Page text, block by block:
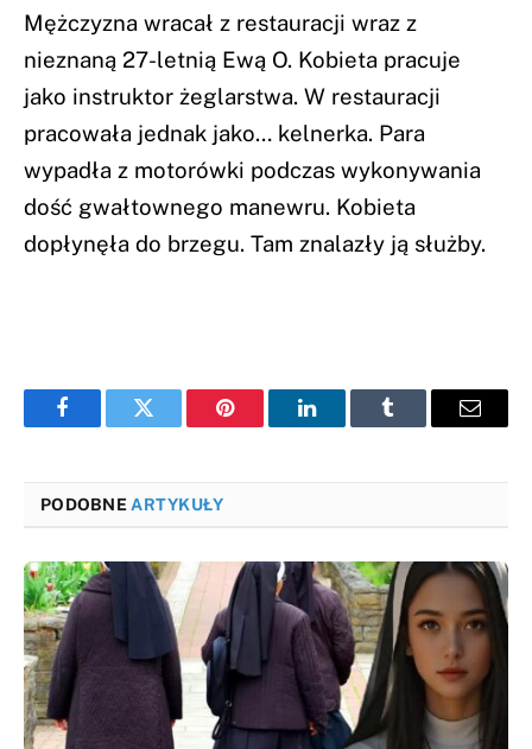
Mężczyzna wracał z restauracji wraz z
nieznaną 27-letnią Ewą O. Kobieta pracuje
jako instruktor żeglarstwa. W restauracji
pracowała jednak jako… kelnerka. Para
wypadła z motorówki podczas wykonywania
dość gwałtownego manewru. Kobieta
dopłynęła do brzegu. Tam znalazły ją służby.
FacebookTwitter Pinterest LinkedInTumblr Email
PODOBNE ARTYKUŁY